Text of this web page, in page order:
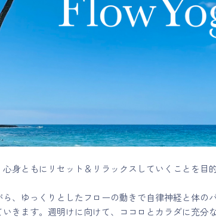
身ともにリセット＆リラックスしていくことを目
、ゆっくりとしたフローの動きで自律神経と体の
きます。週明けに向けて、ココロとカラダに充分